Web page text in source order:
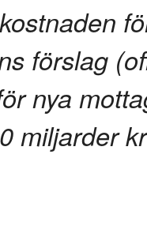
förslag
nya
miljarder